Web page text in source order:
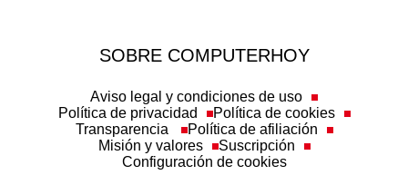
SOBRE COMPUTERHOY
Aviso legal y condiciones de uso
Política de privacidad
Política de cookies
Transparencia
Política de afiliación
Misión y valores
Suscripción
Configuración de cookies